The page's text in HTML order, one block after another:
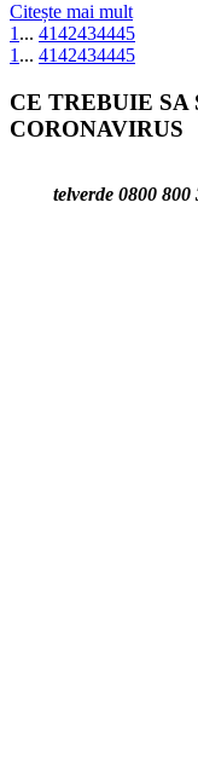
Citește mai mult
1 ... 4142434445
1 ... 4142434445
CE TREBUIE SA
CORONAVIRUS
telverde 0800 800